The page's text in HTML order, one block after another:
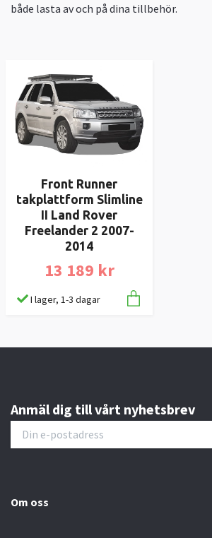
både lasta av och på dina tillbehör.
Front Runner
takplattform Slimline
II Land Rover
Freelander 2 2007-
2014
13 189 kr
I lager, 1-3 dagar
Anmäl dig till vårt nyhetsbrev
Om oss